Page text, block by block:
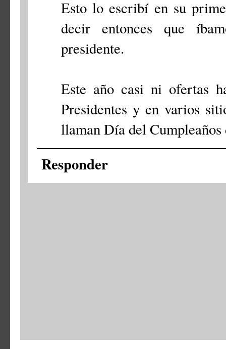
Esto lo escribí en su
decir entonces que
presidente.
Este año casi ni ofertas
Presidentes y en varios
llaman Día del
Responder